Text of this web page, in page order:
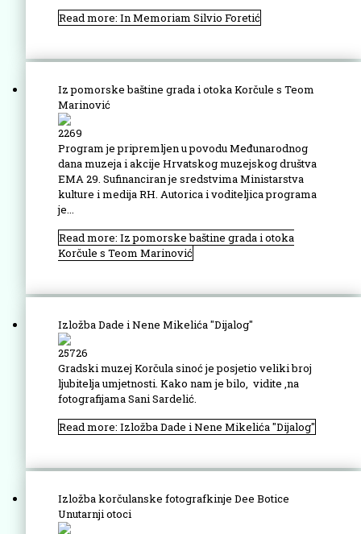
Read more: In Memoriam Silvio Foretić
Iz pomorske baštine grada i otoka Korčule s Teom
Marinović
2269
Program je pripremljen u povodu Međunarodnog
dana muzeja i akcije Hrvatskog muzejskog društva
EMA 29. Sufinanciran je sredstvima Ministarstva
kulture i medija RH. Autorica i voditeljica programa
je...
Read more: Iz pomorske baštine grada i otoka
Korčule s Teom Marinović
Izložba Dade i Nene Mikelića "Dijalog"
25726
Gradski muzej Korčula sinoć je posjetio veliki broj
ljubitelja umjetnosti. Kako nam je bilo, vidite ,na
fotografijama Sani Sardelić.
Read more: Izložba Dade i Nene Mikelića "Dijalog"
Izložba korčulanske fotografkinje Dee Botice
Unutarnji otoci